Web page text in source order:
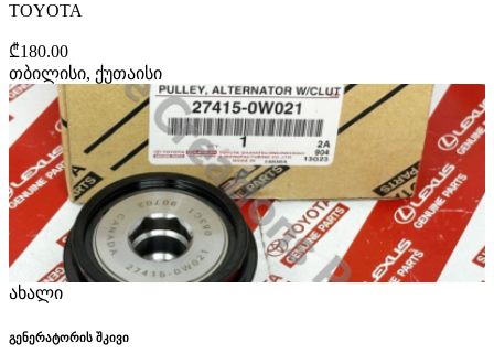
TOYOTA
₾180.00
თბილისი, ქუთაისი
ახალი
გენერატორის შკივი